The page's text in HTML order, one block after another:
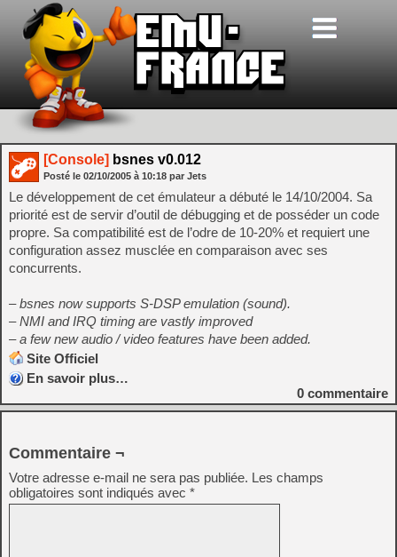
[Console] bsnes v0.012
Posté le 02/10/2005 à 10:18 par Jets
Le développement de cet émulateur a débuté le 14/10/2004. Sa
priorité est de servir d’outil de débugging et de posséder un code
propre. Sa compatibilité est de l’odre de 10-20% et requiert une
configuration assez musclée en comparaison avec ses
concurrents.
– bsnes now supports S-DSP emulation (sound).
– NMI and IRQ timing are vastly improved
– a few new audio / video features have been added.
Site Officiel
En savoir plus…
0 commentaire
Commentaire ¬
Votre adresse e-mail ne sera pas publiée. Les champs
obligatoires sont indiqués avec *